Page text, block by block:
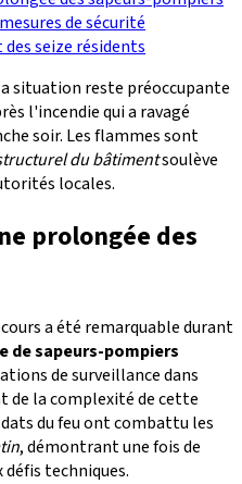
de sécurité
seize résidents
situation reste préoccupante
l'incendie qui a ravagé
soir. Les flammes sont
du bâtimentsoulève
locales.
prolongée des
a été remarquable durant
de sapeurs-pompiers
de surveillance dans
la complexité de cette
du feu ont combattu les
, démontrant une fois de
techniques.